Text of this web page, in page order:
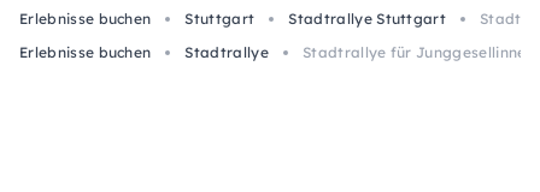
Erlebnisse buchen Stuttgart Stadtrallye Stuttgart
Erlebnisse buchen
Stadtrallye Stadtrallye für